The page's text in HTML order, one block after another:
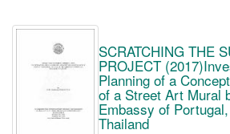
SCRATCHING THE
PROJECT
Planning of a
of a Street Art Mural
Embassy of
Thailand